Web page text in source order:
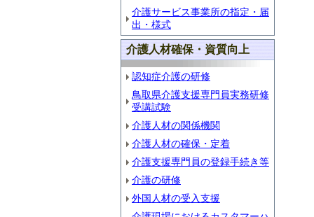
介護サービス事業所の指定・届
出・様式
介護人材確保・資質向上
認知症介護の研修
鳥取県介護支援専門員実務研修
受講試験
介護人材の関係機関
介護人材の確保・定着
介護支援専門員の登録手続き等
介護の研修
外国人材の受入支援